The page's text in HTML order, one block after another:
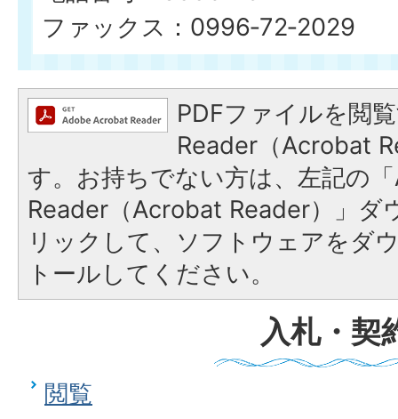
ファックス：0996‐72‐2029
PDFファイルを閲
Reader（Acrobat
す。お持ちでない方は、左記の
Reader（Acrobat Reader）」ダ
リックして、ソフトウェアをダ
トールしてください。
入札・契
閲覧